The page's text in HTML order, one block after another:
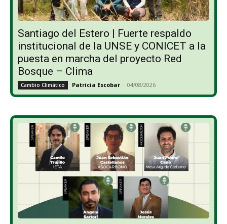
Santiago del Estero | Fuerte respaldo
institucional de la UNSE y CONICET a la
puesta en marcha del proyecto Red
Bosque – Clima
Cambio Climático Patricia Escobar - 04/08/2026